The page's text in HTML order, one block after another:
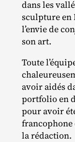
dans les
sculpture en
l’envie de
son art.
Toute
avoir aidés
portfolio en
pour avoir
francophone
la rédaction.